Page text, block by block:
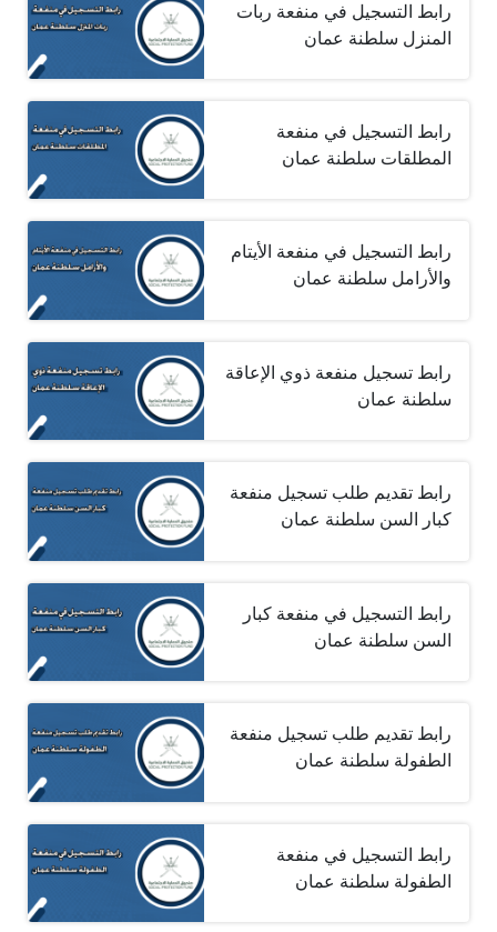
رابط التسجيل في منفعة ربات
المنزل سلطنة عمان
رابط التسجيل في منفعة
المطلقات سلطنة عمان
رابط التسجيل في منفعة الأيتام
والأرامل سلطنة عمان
رابط تسجيل منفعة ذوي الإعاقة
سلطنة عمان
رابط تقديم طلب تسجيل منفعة
كبار السن سلطنة عمان
رابط التسجيل في منفعة كبار
السن سلطنة عمان
رابط تقديم طلب تسجيل منفعة
الطفولة سلطنة عمان
رابط التسجيل في منفعة
الطفولة سلطنة عمان